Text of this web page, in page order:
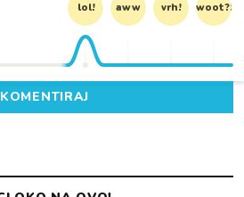
lol! aww vrh! woot?!
KOMENTIRAJ